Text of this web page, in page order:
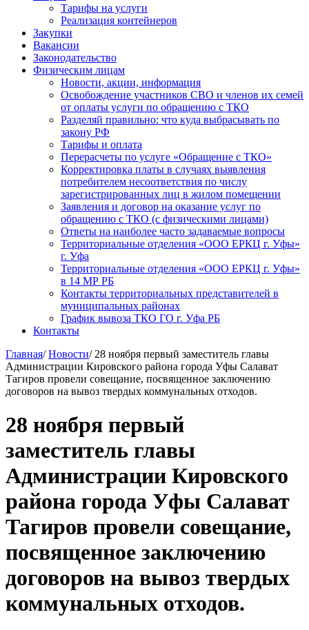
Тарифы на услуги
Реализация контейнеров
Закупки
Вакансии
Законодательство
Физическим лицам
Новости, акции, информация
Освобождение участников СВО и членов их семей
от оплаты услуги по обращению с ТКО
Разделяй правильно: что куда выбрасывать по
закону РФ
Тарифы и оплата
Перерасчеты по услуге «Обращение с ТКО»
Корректировка платы в случаях выявления
потребителем несоответствия по числу
зарегистрированных лиц в жилом помещении
Заявления и договор на оказание услуг по
обращению с ТКО (с физическими лицами)
Ответы на наиболее часто задаваемые вопросы
Территориальные отделения «ООО ЕРКЦ г. Уфы»
г. Уфа
Территориальные отделения «ООО ЕРКЦ г. Уфы»
в 14 МР РБ
Контакты территориальных представителей в
муниципальных районах
График вывоза ТКО ГО г. Уфа РБ
Контакты
Главная/ Новости/ 28 ноября первый заместитель главы
Администрации Кировского района города Уфы Салават
Тагиров провели совещание, посвященное заключению
договоров на вывоз твердых коммунальных отходов.
28 ноября первый
заместитель главы
Администрации Кировского
района города Уфы Салават
Тагиров провели совещание,
посвященное заключению
договоров на вывоз твердых
коммунальных отходов.